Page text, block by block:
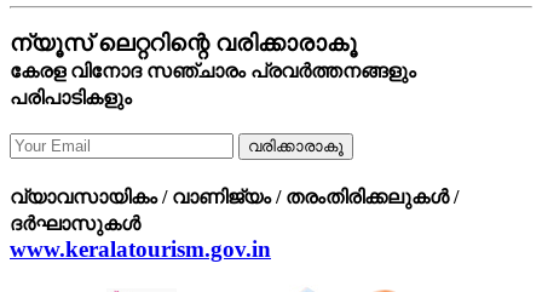
ന്യൂസ് ലെറ്ററിന്റെ വരിക്കാരാകൂ
കേരള വിനോദ സഞ്ചാരം പ്രവര്‍ത്തനങ്ങളും
പരിപാടികളും
വരിക്കാരാകൂ
വ്യാവസായികം / വാണിജ്യം / തരംതിരിക്കലുകള്‍ /
ദര്‍ഘാസുകള്‍
www.keralatourism.gov.in